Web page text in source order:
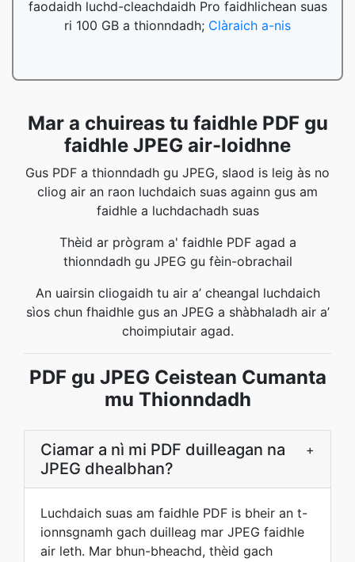
faodaidh luchd-cleachdaidh Pro faidhlichean suas
ri 100 GB a thionndadh; Clàraich a-nis
Mar a chuireas tu faidhle PDF gu
faidhle JPEG air-loidhne
Gus PDF a thionndadh gu JPEG, slaod is leig às no
cliog air an raon luchdaich suas againn gus am
faidhle a luchdachadh suas
Thèid ar prògram a' faidhle PDF agad a
thionndadh gu JPEG gu fèin-obrachail
An uairsin cliogaidh tu air a’ cheangal luchdaich
sìos chun fhaidhle gus an JPEG a shàbhaladh air a’
choimpiutair agad.
PDF gu JPEG Ceistean Cumanta
mu Thionndadh
Ciamar a nì mi PDF duilleagan na
JPEG dhealbhan?
+
Luchdaich suas am faidhle PDF is bheir an t-
ionnsgnamh gach duilleag mar JPEG faidhle
air leth. Mar bhun-bheachd, thèid gach